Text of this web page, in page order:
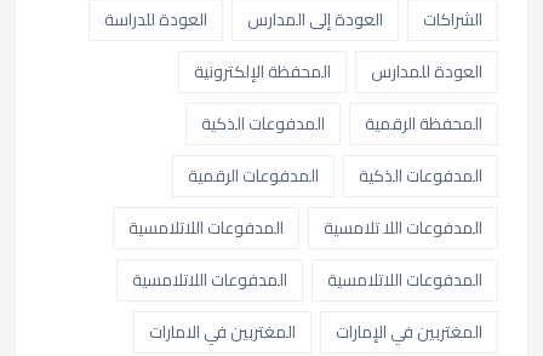
الشراكات
العودة إلى المدارس
العودة للدراسة
العودة للمدارس
المحفظة الإلكترونية
المحفظة الرقمية
المدفوعات الذكية
المدفوعات الذكية
المدفوعات الرقمية
المدفوعات اللا تلامسية
المدفوعات اللاتلامسية
المدفوعات اللاتلامسية
المدفوعات اللاتلامسية
المغتربين في الإمارات
المغتربين في الامارات